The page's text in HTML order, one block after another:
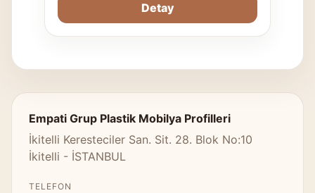
Detay
Empati Grup Plastik Mobilya Profilleri
İkitelli Keresteciler San. Sit. 28. Blok No:10
İkitelli - İSTANBUL
TELEFON